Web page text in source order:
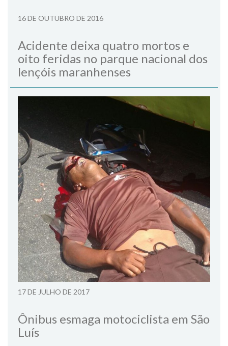
16 DE OUTUBRO DE 2016
Acidente deixa quatro mortos e
oito feridas no parque nacional dos
lençóis maranhenses
17 DE JULHO DE 2017
Ônibus esmaga motociclista em São
Luís